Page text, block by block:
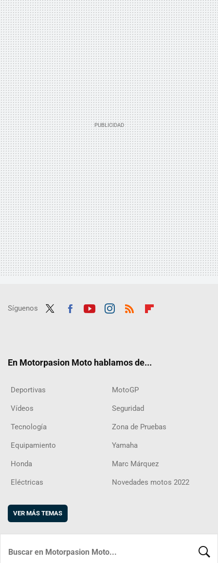
Síguenos
En Motorpasion Moto hablamos de...
Deportivas MotoGP
Vídeos Seguridad
Tecnología Zona de Pruebas
Equipamiento Yamaha
Honda Marc Márquez
Eléctricas Novedades motos 2022
VER MÁS TEMAS